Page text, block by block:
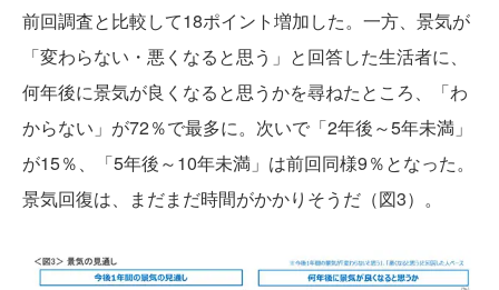
前回調査と比較して18ポイント増加した。一方、景気が
「変わらない・悪くなると思う」と回答した生活者に、
何年後に景気が良くなると思うかを尋ねたところ、「わ
からない」が72％で最多に。次いで「2年後～5年未満」
が15％、「5年後～10年未満」は前回同様9％となった。
景気回復は、まだまだ時間がかかりそうだ（図3）。